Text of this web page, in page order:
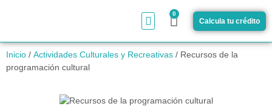
0
Calcula tu crédito
Inicio / Actividades Culturales y Recreativas / Recursos de la
programación cultural